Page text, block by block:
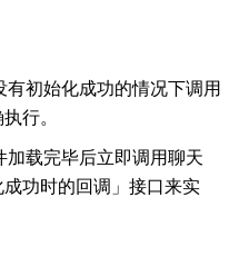
初始化成功的情况下调用
行。
载完毕后立即调用聊天
功时的回调」接口来实